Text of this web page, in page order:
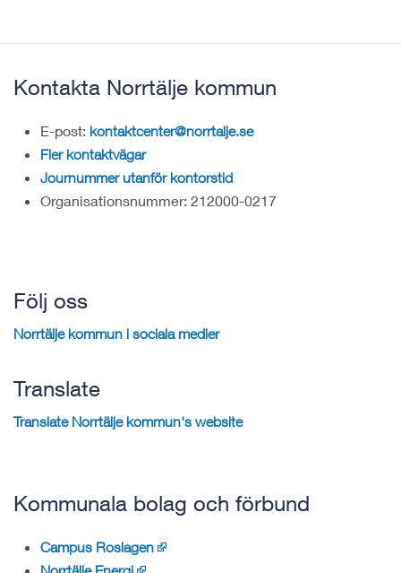
Kontakta Norrtälje kommun
E-post: kontaktcenter@norrtalje.se
Fler kontaktvägar
Journummer utanför kontorstid
Organisationsnummer: 212000-0217
Följ oss
Norrtälje kommun i sociala medier
Translate
Translate Norrtälje kommun's website
Kommunala bolag och förbund
Campus Roslagen